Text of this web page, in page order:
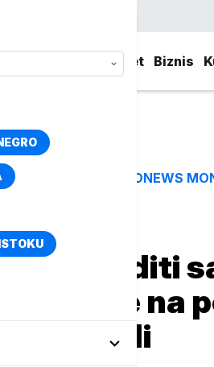
Svet Biznis
TOP TAGOVI EURONEWS
godine na
34 ljudi